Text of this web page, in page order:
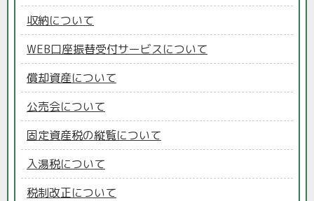
収納について
WEB口座振替受付サービスについて
償却資産について
公売会について
固定資産税の縦覧について
入湯税について
税制改正について